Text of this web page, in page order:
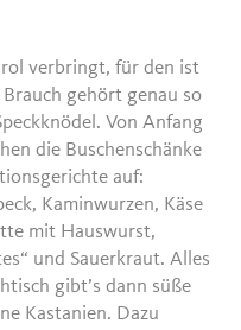
verbringt, für den ist
gehört genau so
Von Anfang
die Buschenschänke
auf:
Kaminwurzen, Käse
mit Hauswurst,
und Sauerkraut. Alles
gibt’s dann süße
Kastanien. Dazu